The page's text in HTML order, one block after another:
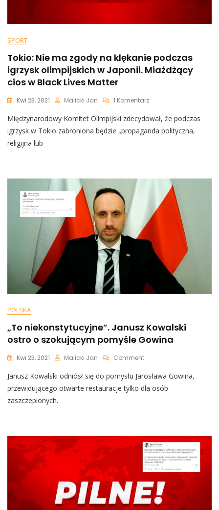
SPORT
Tokio: Nie ma zgody na klękanie podczas
igrzysk olimpijskich w Japonii. Miażdżący
cios w Black Lives Matter
Kwi 23, 2021 Malicki Jan 1 KomentarzDo
Nie
Ma
Zgody
Olimpijskich
Japonii.
Miażdżący
Cios
Black
Lives
Matter
Międzynarodowy Komitet Olimpijski zdecydował, że podczas
igrzysk w Tokio zabroniona będzie „propaganda polityczna,
religijna lub
POLSKA
„To niekonstytucyjne”. Janusz Kowalski
ostro o szokującym pomyśle Gowina
Kwi 23, 2021 Malicki Jan CommentOn
Niekonstytucyjne”.
Janusz
Gowina
Janusz Kowalski odniósł się do pomysłu Jarosława Gowina,
przewidującego otwarte restauracje tylko dla osób
zaszczepionych.